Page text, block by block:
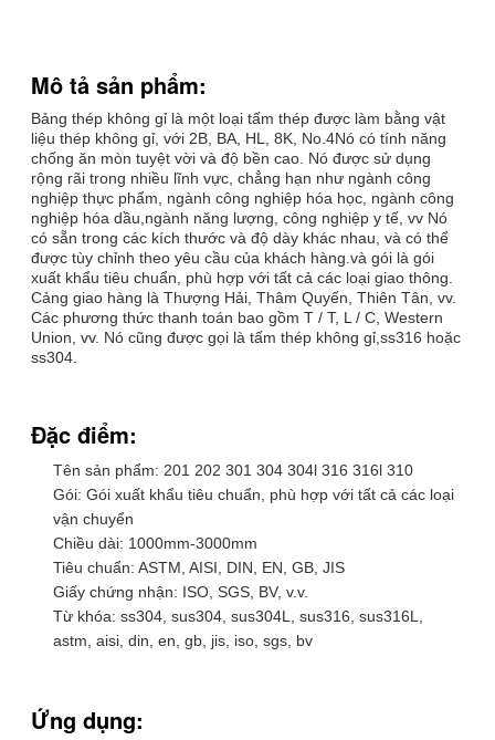
Mô tả sản phẩm:
Bảng thép không gỉ là một loại tấm thép được làm bằng vật
liệu thép không gỉ, với 2B, BA, HL, 8K, No.4Nó có tính năng
chống ăn mòn tuyệt vời và độ bền cao. Nó được sử dụng
rộng rãi trong nhiều lĩnh vực, chẳng hạn như ngành công
nghiệp thực phẩm, ngành công nghiệp hóa học, ngành công
nghiệp hóa dầu,ngành năng lượng, công nghiệp y tế, vv Nó
có sẵn trong các kích thước và độ dày khác nhau, và có thể
được tùy chỉnh theo yêu cầu của khách hàng.và gói là gói
xuất khẩu tiêu chuẩn, phù hợp với tất cả các loại giao thông.
Cảng giao hàng là Thượng Hải, Thâm Quyến, Thiên Tân, vv.
Các phương thức thanh toán bao gồm T / T, L / C, Western
Union, vv. Nó cũng được gọi là tấm thép không gỉ,ss316 hoặc
ss304.
Đặc điểm:
Tên sản phẩm: 201 202 301 304 304l 316 316l 310
Gói: Gói xuất khẩu tiêu chuẩn, phù hợp với tất cả các loại
vận chuyển
Chiều dài: 1000mm-3000mm
Tiêu chuẩn: ASTM, AISI, DIN, EN, GB, JIS
Giấy chứng nhận: ISO, SGS, BV, v.v.
Từ khóa: ss304, sus304, sus304L, sus316, sus316L,
astm, aisi, din, en, gb, jis, iso, sgs, bv
Ứng dụng: